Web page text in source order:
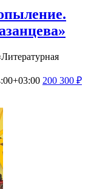
200 300 ₽